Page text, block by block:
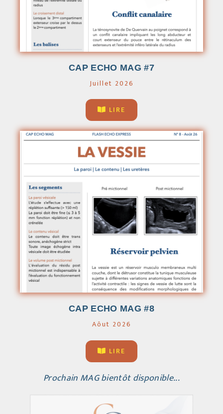
CAP ECHO MAG #7
Juillet 2026
LIRE
CAP ECHO MAG #8
Aôut 2026
LIRE
Prochain MAG bientôt disponible...